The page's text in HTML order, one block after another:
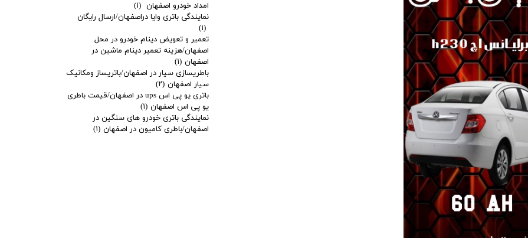
امداد خودرو اصفهان (۱)
نمایندگی باتری وایا دراصفهان/ارسال رایگان
(۱)
تعمیر و تعویض دینام خودرو در محل
اصفهان/هزینه تعمیر دینام ماشین در
اصفهان (۱)
باطریسازی سیار در اصفهان/باتریساز ومکانیک
سیار اصفهان (۲)
باتری یو پی اس ups در اصفهان/قیمت باطری
یو پی اس اصفهان (۱)
نمایندگی باتری خودرو های سنگین در
اصفهان/باطری کامیون در اصفهان (۱)